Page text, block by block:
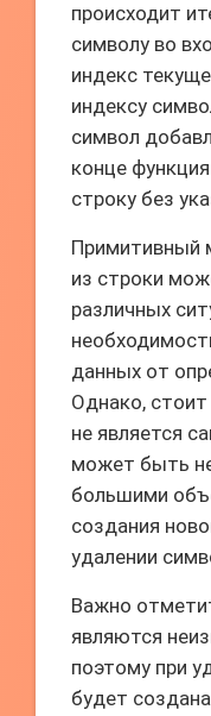
происходит
символу во
индекс
индексу
символ
конце
строку без
Примитивный
из строки
различных
данных от
Однако,
не является
может быть
большими
создания
удалении
Важно
являются
поэтому при
будет